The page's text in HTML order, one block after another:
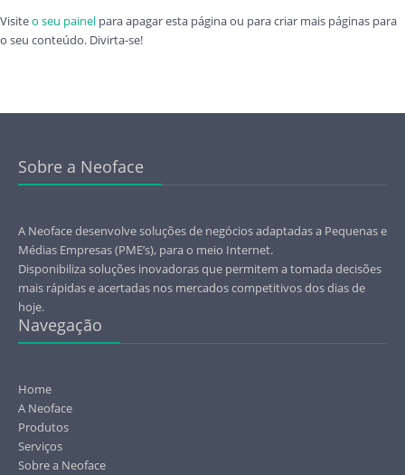
Visiteo seu painel para apagar esta página ou para criar mais páginas para
o seu conteúdo. Divirta-se!
Sobre a Neoface
A Neoface desenvolve soluções de negócios adaptadas a Pequenas e
Médias Empresas (PME’s), para o meio Internet.
Disponibiliza soluções inovadoras que permitem a tomada decisões
mais rápidas e acertadas nos mercados competitivos dos dias de
hoje.
Navegação
Home
A Neoface
Produtos
Serviços
Sobre a Neoface